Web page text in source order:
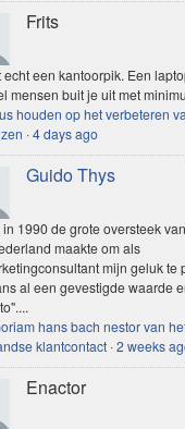
Frits
echt een kantoorpik. Een
mensen buit je uit met
houden op het verbeteren
·4 days ago
Guido Thys
in 1990 de grote oversteek
maakte om als
mijn geluk te
al een gevestigde waarde
hans bach nestor van
klantcontact ·2 weeks
Enactor